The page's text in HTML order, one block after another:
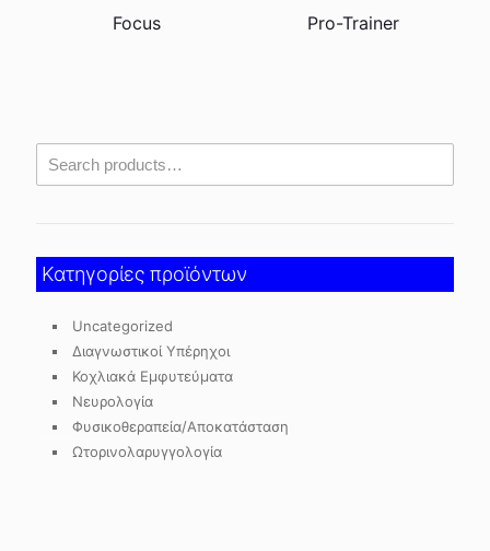
Focus Pro-Trainer
Κατηγορίες προϊόντων
Uncategorized
Διαγνωστικοί Υπέρηχοι
Κοχλιακά Εμφυτεύματα
Νευρολογία
Φυσικοθεραπεία/Αποκατάσταση
Ωτορινολαρυγγολογία